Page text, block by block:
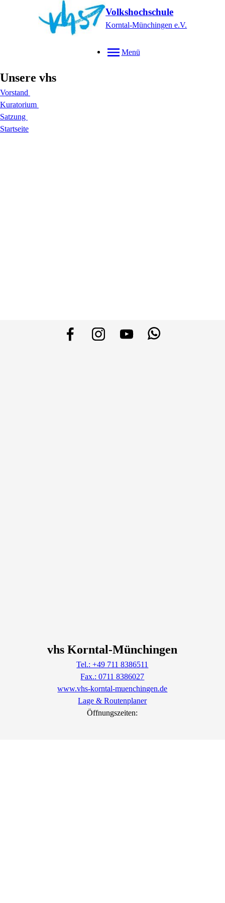
Volkshochschule
Korntal-Münchingen e.V.
Menü
Unsere vhs
Vorstand
Kuratorium
Satzung
Startseite
vhs Korntal-Münchingen
Tel.: +49 711 8386511
Fax.: 0711 8386027
www.vhs-korntal-muenchingen.de
Lage & Routenplaner
Öffnungszeiten: